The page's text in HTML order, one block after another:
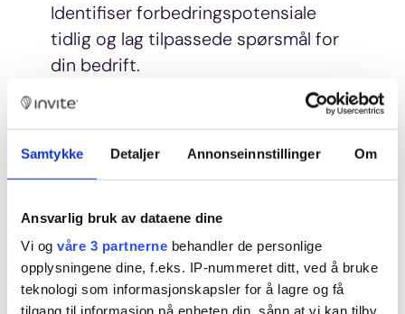
Samtykke Detaljer Annonseinnstillinger Om
Ansvarlig bruk av dataene dine
Vi og våre 3 partnerne behandler de personlige
opplysningene dine, f.eks. IP-nummeret ditt, ved å bruke
teknologi som informasjonskapsler for å lagre og få
tilgang til informasjon på enheten din, sånn at vi kan tilby
Identifiser forbedringspotensiale
tidlig og lag tilpassede spørsmål for
din bedrift.
Invite samler alle vurderinger og
fritekst inn i kontrollpanelet og gjør
det øyeblikkelig tilgjengelig etter